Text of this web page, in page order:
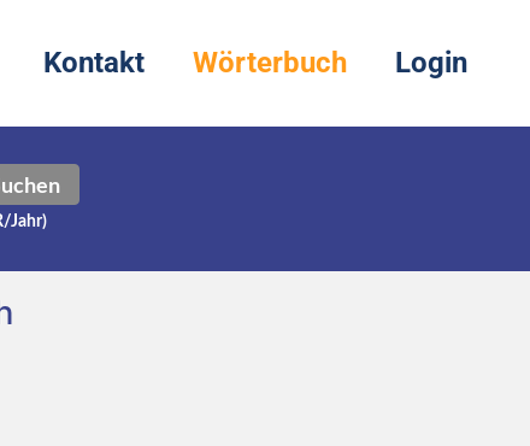
Kontakt Wörterbuch Login
Jahr)